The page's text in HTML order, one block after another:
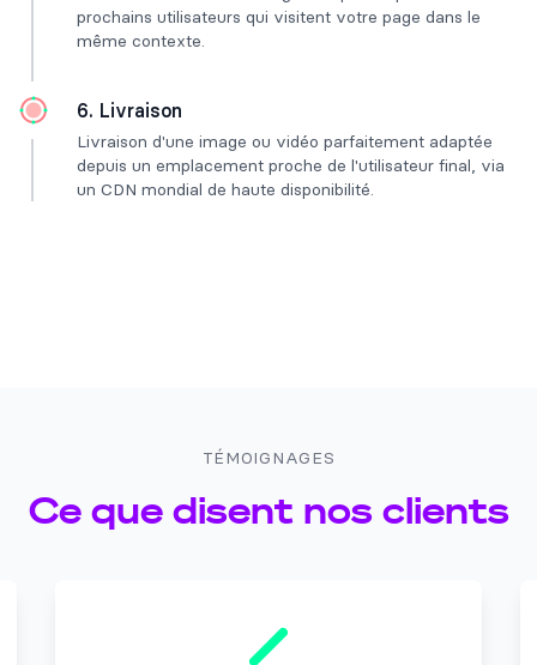
prochains utilisateurs qui visitent votre page dans le
même contexte.
6. Livraison
Livraison d'une image ou vidéo parfaitement adaptée
depuis un emplacement proche de l'utilisateur final, via
un CDN mondial de haute disponibilité.
TÉMOIGNAGES
Ce que disent nos clients